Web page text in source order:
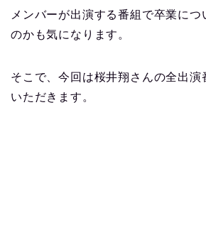
メンバーが出演する番組で卒業につ
のかも気になります。
そこで、今回は桜井翔さんの全出演
いただきます。